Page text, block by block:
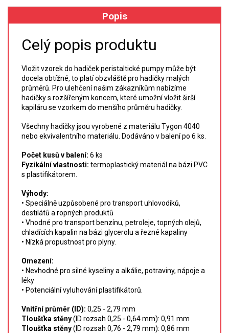
VZORKOVNICE XRF
LISOVÁNÍ
STANDARDNÍ ROZTOKY A RM
UV-VIS FLUO
DETEKTORY HPLC
VÝBOJKY PRO UV/VIS
SPEKTROFOTOMETRY
KYVETY
PŘÍPRAVA VZORKŮ
OTEVŘENÝ ROZKLAD
MIKROVLNNÝ ROZKLAD
TLAKOVÉ AUTOKLÁVY
REAKČNÍ AUTOKLÁVY
Popis
Celý popis produktu
Vložit vzorek do hadiček peristaltické pumpy může být
docela obtížné, to platí obzvláště pro hadičky malých
průměrů. Pro ulehčení našim zákazníkům nabízíme
hadičky s rozšířeným koncem, které umožní vložit širší
kapiláru se vzorkem do menšího průměru hadičky.
Všechny hadičky jsou vyrobené z materiálu Tygon 4040
nebo ekvivalentního materiálu. Dodáváno v balení po 6 ks.
Počet kusů v balení: 6 ks
Fyzikální vlastnosti: termoplastický materiál na bázi PVC
s plastifikátorem.
Výhody:
• Speciálně uzpůsobené pro transport uhlovodíků,
destilátů a ropných produktů
• Vhodné pro transport benzínu, petroleje, topných olejů,
chladících kapalin na bázi glycerolu a řezné kapaliny
• Nízká propustnost pro plyny.
Omezení:
• Nevhodné pro silné kyseliny a alkálie, potraviny, nápoje a
léky
• Potenciální vyluhování plastifikátorů.
Vnitřní průměr (ID): 0,25 - 2,79 mm
Tloušťka stěny(ID rozsah 0,25 - 0,64 mm): 0,91 mm
Tloušťka stěny(ID rozsah 0,76 - 2,79 mm): 0,86 mm